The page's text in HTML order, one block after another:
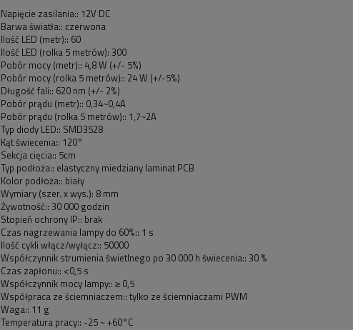
Napięcie zasilania:: 12V DC
Barwa światła:: czerwona
Ilość LED (metr):: 60
Ilość LED (rolka 5 metrów): 300
Pobór mocy (metr):: 4,8 W (+/- 5%)
Pobór mocy (rolka 5 metrów):: 24 W (+/-5%)
Długość fali:: 620 nm (+/- 2%)
Pobór prądu (metr):: 0,34~0,4A
Pobór prądu (rolka 5 metrów):: 1,7~2A
Typ diody LED:: SMD3528
Kąt świecenia:: 120°
Sekcja cięcia:: 5cm
Typ podłoża:: elastyczny miedziany laminat PCB
Kolor podłoża:: biały
Wymiary (szer. x wys.): 8 mm
Żywotność:: 30 000 godzin
Stopień ochrony IP:: brak
Czas nagrzewania lampy do 60%:: 1 s
Ilość cykli włącz/wyłącz:: 50000
Współczynnik strumienia świetlnego po 30 000 h świecenia:: 30 %
Czas zapłonu:: <0,5 s
Współczynnik mocy lampy:: ≥ 0,5
Współpraca ze ściemniaczem:: tylko ze ściemniaczami PWM
Waga:: 11 g
Temperatura pracy:: -25 ~ +60°C